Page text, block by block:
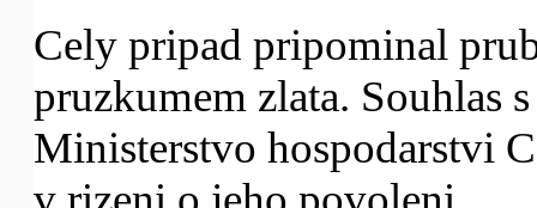
Cely pripad pripominal
pruzkumem zlata. Souhlas
Ministerstvo hospodarstvi